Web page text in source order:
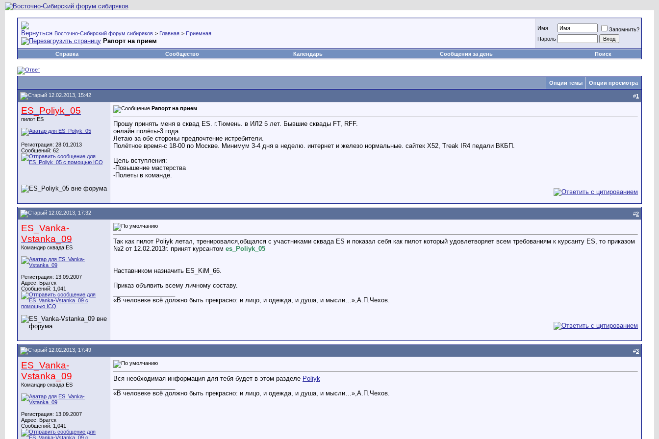
Восточно-Сибирский форум сибиряков > Главная > Приемная
Рапорт на прием
Имя
Запомнить?
Пароль
Справка Сообщество Календарь Сообщения за день Поиск
Опции темы Опции просмотра
12.02.2013, 15:42 #1
ES_Poliyk_05
пилот ES
Регистрация: 28.01.2013
Сообщений: 62
Рапорт на прием
Прошу принять меня в сквад ES. г.Тюмень. в ИЛ2 5 лет. Бывшие сквады FT, RFF.
онлайн полёты-3 года.
Летаю за обе стороны предпочтение истребители.
Полётное время-с 18-00 по Москве. Минимум 3-4 дня в неделю. интернет и железо нормальные. сайтек Х52, Treak IR4 педали ВКБП.
Цель вступления:
-Повышение мастерства
-Полеты в команде.
12.02.2013, 17:32 #2
ES_Vanka-
Vstanka_09
Командир сквада ES
Регистрация: 13.09.2007
Адрес: Братск
Сообщений: 1,041
Так как пилот Poliyk летал, тренировался,общался с участниками сквада ES и показал себя как пилот который удовлетворяет всем требованиям к курсанту ES, то приказом
№2 от 12.02.2013г. принят курсантом es_Poliyk_05
Наставником назначить ES_KiM_66.
Приказ объявить всему личному составу.
«В человеке всё должно быть прекрасно: и лицо, и одежда, и душа, и мысли…»,А.П.Чехов.
12.02.2013, 17:49 #3
ES_Vanka-
Vstanka_09
Командир сквада ES
Регистрация: 13.09.2007
Адрес: Братск
Сообщений: 1,041
Вся необходимая информация для тебя будет в этом разделе Poliyk
«В человеке всё должно быть прекрасно: и лицо, и одежда, и душа, и мысли…»,А.П.Чехов.